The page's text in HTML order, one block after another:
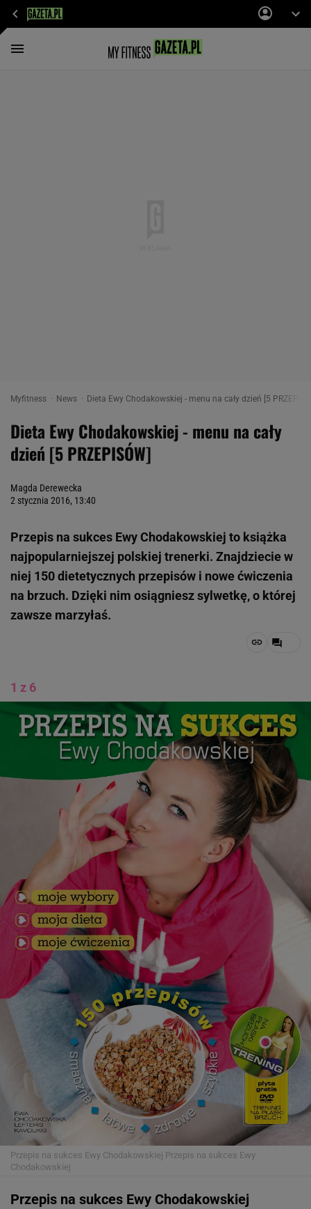
Myfitness News Dieta Ewy Chodakowskiej - menu na cały dzień [5
Dieta Ewy Chodakowskiej - menu na cały
dzień [5 PRZEPISÓW]
Magda Derewecka
2 stycznia 2016, 13:40
Przepis na sukces Ewy Chodakowskiej to książka
najpopularniejszej polskiej trenerki. Znajdziecie w
niej 150 dietetycznych przepisów i nowe ćwiczenia
na brzuch. Dzięki nim osiągniesz sylwetkę, o której
zawsze marzyłaś.
1 z 6
Przepis na sukces Ewy Chodakowskiej Przepis na sukces Ewy
Chodakowskiej
Przepis na sukces Ewy Chodakowskiej